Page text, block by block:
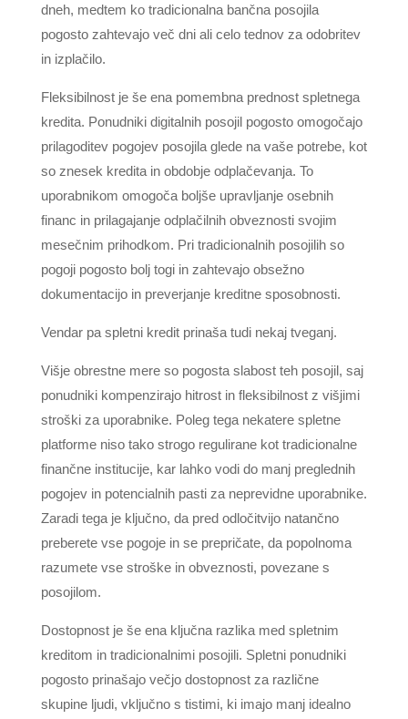
dneh, medtem ko tradicionalna bančna posojila
pogosto zahtevajo več dni ali celo tednov za odobritev
in izplačilo.
Fleksibilnost je še ena pomembna prednost spletnega
kredita. Ponudniki digitalnih posojil pogosto omogočajo
prilagoditev pogojev posojila glede na vaše potrebe, kot
so znesek kredita in obdobje odplačevanja. To
uporabnikom omogoča boljše upravljanje osebnih
financ in prilagajanje odplačilnih obveznosti svojim
mesečnim prihodkom. Pri tradicionalnih posojilih so
pogoji pogosto bolj togi in zahtevajo obsežno
dokumentacijo in preverjanje kreditne sposobnosti.
Vendar pa spletni kredit prinaša tudi nekaj tveganj.
Višje obrestne mere so pogosta slabost teh posojil, saj
ponudniki kompenzirajo hitrost in fleksibilnost z višjimi
stroški za uporabnike. Poleg tega nekatere spletne
platforme niso tako strogo regulirane kot tradicionalne
finančne institucije, kar lahko vodi do manj preglednih
pogojev in potencialnih pasti za neprevidne uporabnike.
Zaradi tega je ključno, da pred odločitvijo natančno
preberete vse pogoje in se prepričate, da popolnoma
razumete vse stroške in obveznosti, povezane s
posojilom.
Dostopnost je še ena ključna razlika med spletnim
kreditom in tradicionalnimi posojili. Spletni ponudniki
pogosto prinašajo večjo dostopnost za različne
skupine ljudi, vključno s tistimi, ki imajo manj idealno